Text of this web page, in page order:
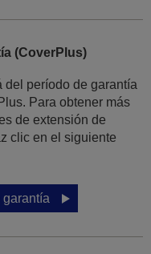
(CoverPlus)
del período de garantía
Para obtener más
de extensión de
clic en el siguiente